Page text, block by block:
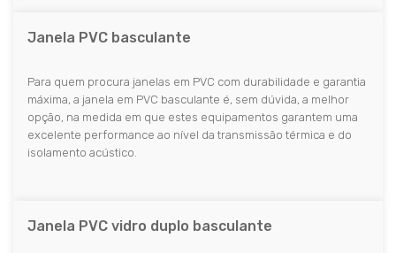
Janela PVC basculante
Para quem procura janelas em PVC com durabilidade e garantia
máxima, a janela em PVC basculante é, sem dúvida, a melhor
opção, na medida em que estes equipamentos garantem uma
excelente performance ao nível da transmissão térmica e do
isolamento acústico.
Janela PVC vidro duplo basculante